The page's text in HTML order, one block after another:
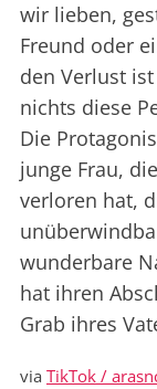
wir lieben,
Freund oder
den Verlust
nichts diese
Die
junge Frau,
verloren hat,
wunderbare
hat ihren
Grab ihres
via TikTok /